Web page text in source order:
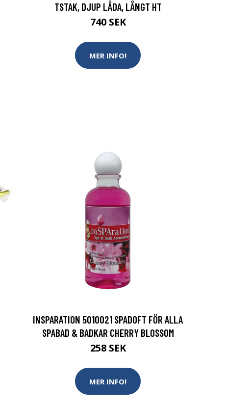
TSTAK, DJUP LÅDA, LÅNGT HT
740 SEK
MER INFO!
INSPARATION 5010021 SPADOFT FÖR ALLA
SPABAD & BADKAR CHERRY BLOSSOM
258 SEK
MER INFO!